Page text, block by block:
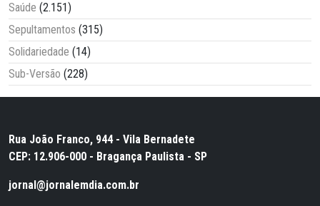
Saúde (2.151)
Sepultamentos (315)
Solidariedade (14)
Sub-Versão (228)
Rua João Franco, 944 - Vila Bernadete
CEP: 12.906-000 - Bragança Paulista - SP
jornal@jornalemdia.com.br